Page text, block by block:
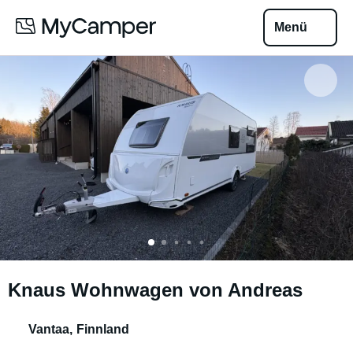
Menü
Knaus Wohnwagen von Andreas
Vantaa, Finnland